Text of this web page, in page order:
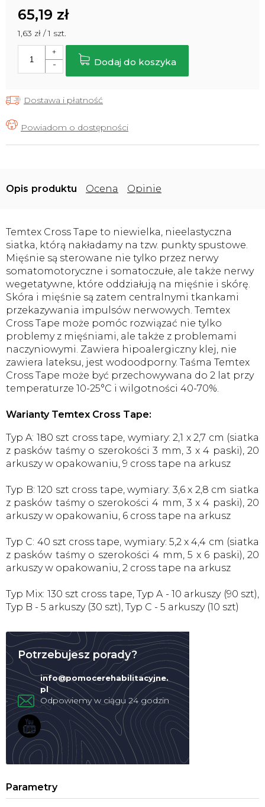
65,19 zł
Cena
jednostkowa:
1,63 zł / 1 szt.
Dodaj do koszyka
Dostawa i płatność
Opis Ocena Opinie
Temtex Cross Tape to niewielka, nieelastyczna
siatka, którą nakładamy na tzw. punkty spustowe.
Mięśnie są sterowane nie tylko przez nerwy
somatomotoryczne i somatoczułe, ale także nerwy
wegetatywne, które oddziałują na mięśnie i skórę.
Skóra i mięśnie są zatem centralnymi tkankami
przekazywania impulsów nerwowych. Temtex
Cross Tape może pomóc rozwiązać nie tylko
problemy z mięśniami, ale także z problemami
naczyniowymi. Zawiera hipoalergiczny klej, nie
zawiera lateksu, jest wodoodporny. Taśma Temtex
Cross Tape może być przechowywana do 2 lat przy
temperaturze 10-25°C i wilgotności 40-70%.
Warianty Temtex Cross Tape:
Typ A: 180 szt cross tape, wymiary: 2,1 x 2,7 cm (siatka
z pasków taśmy o szerokości 3 mm, 3 x 4 paski), 20
arkuszy w opakowaniu, 9 cross tape na arkusz
Typ B: 120 szt cross tape, wymiary: 3,6 x 2,8 cm siatka
z pasków taśmy o szerokości 4 mm, 3 x 4 paski), 20
arkuszy w opakowaniu, 6 cross tape na arkusz
Typ C: 40 szt cross tape, wymiary: 5,2 x 4,4 cm (siatka
z pasków taśmy o szerokości 4 mm, 5 x 6 paski), 20
arkuszy w opakowaniu, 2 cross tape na arkusz
Typ Mix: 130 szt cross tape, Typ A - 10 arkuszy (90 szt),
Typ B - 5 arkuszy (30 szt), Typ C - 5 arkuszy (10 szt)
Potrzebujesz porady?
info@pomocerehabilitacyjne.
pl